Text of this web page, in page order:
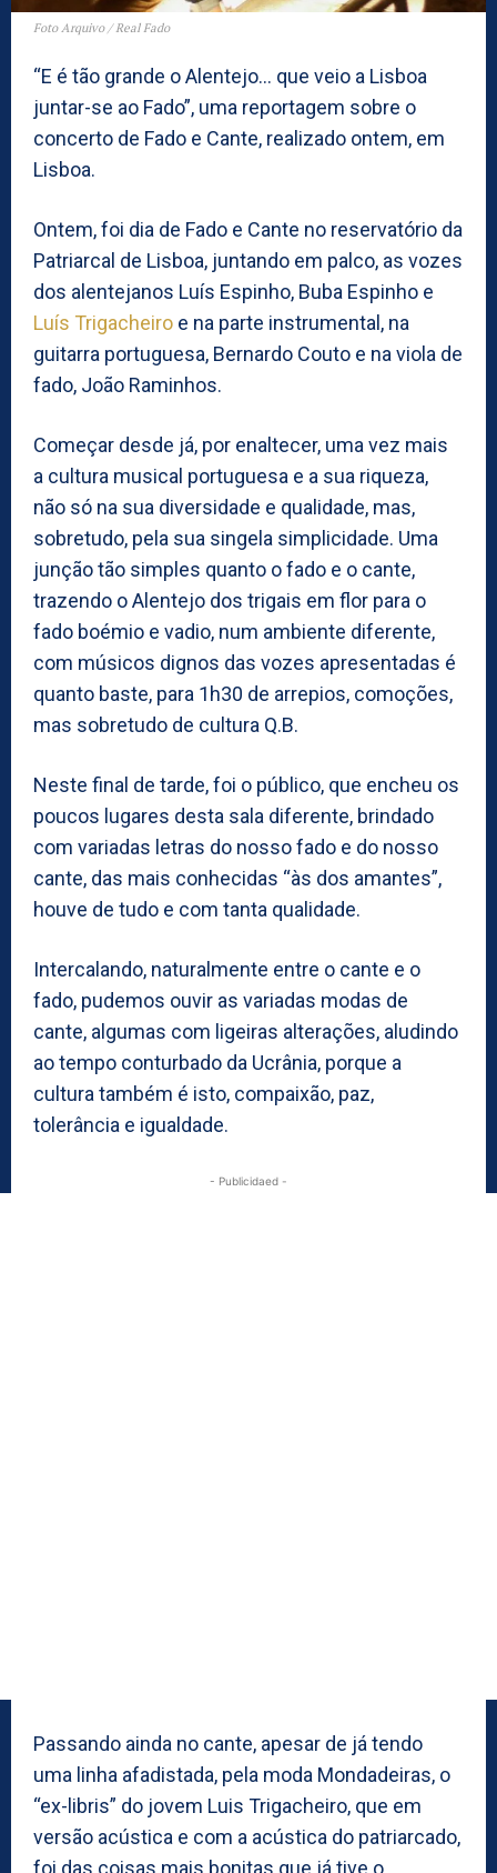
Foto Arquivo / Real Fado
“E é tão grande o Alentejo… que veio a Lisboa
juntar-se ao Fado”, uma reportagem sobre o
concerto de Fado e Cante, realizado ontem, em
Lisboa.
Ontem, foi dia de Fado e Cante no reservatório da
Patriarcal de Lisboa, juntando em palco, as vozes
dos alentejanos Luís Espinho, Buba Espinho e
Luís Trigacheiro e na parte instrumental, na
guitarra portuguesa, Bernardo Couto e na viola de
fado, João Raminhos.
Começar desde já, por enaltecer, uma vez mais
a cultura musical portuguesa e a sua riqueza,
não só na sua diversidade e qualidade, mas,
sobretudo, pela sua singela simplicidade. Uma
junção tão simples quanto o fado e o cante,
trazendo o Alentejo dos trigais em flor para o
fado boémio e vadio, num ambiente diferente,
com músicos dignos das vozes apresentadas é
quanto baste, para 1h30 de arrepios, comoções,
mas sobretudo de cultura Q.B.
Neste final de tarde, foi o público, que encheu os
poucos lugares desta sala diferente, brindado
com variadas letras do nosso fado e do nosso
cante, das mais conhecidas “às dos amantes”,
houve de tudo e com tanta qualidade.
Intercalando, naturalmente entre o cante e o
fado, pudemos ouvir as variadas modas de
cante, algumas com ligeiras alterações, aludindo
ao tempo conturbado da Ucrânia, porque a
cultura também é isto, compaixão, paz,
tolerância e igualdade.
- Publicidaed -
Passando ainda no cante, apesar de já tendo
uma linha afadistada, pela moda Mondadeiras, o
“ex-libris” do jovem Luis Trigacheiro, que em
versão acústica e com a acústica do patriarcado,